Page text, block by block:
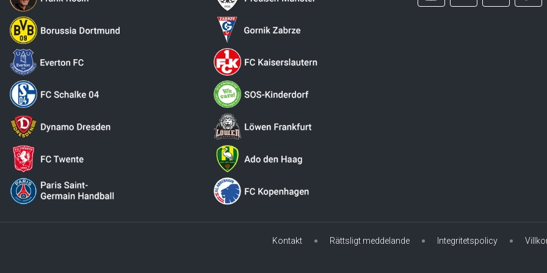
Kontakt Rättsligt meddelande Integritetspolicy